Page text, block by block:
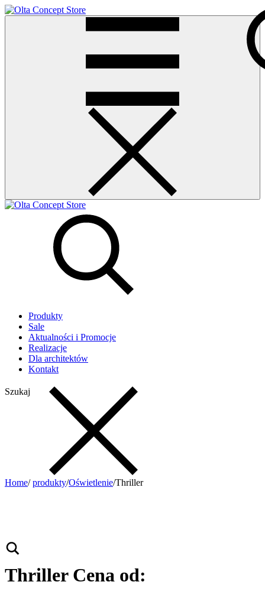
Produkty
Sale
Aktualności i Promocje
Realizacje
Dla architektów
Kontakt
Szukaj
Home/ produkty/Oświetlenie/Thriller
Thriller Cena od: